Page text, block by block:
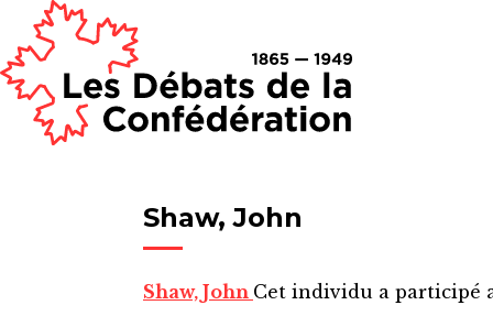
Shaw, John
Shaw, John Cet individu a participé